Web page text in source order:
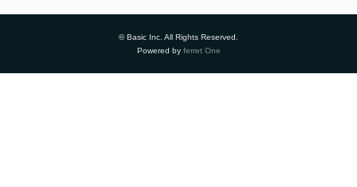
© Basic Inc. All Rights Reserved.
Powered by ferret One